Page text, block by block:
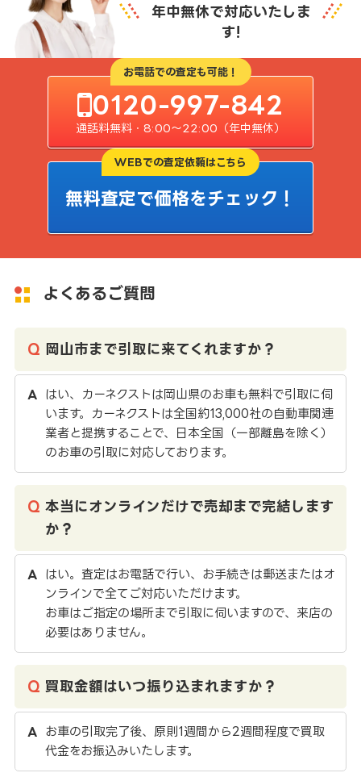
年中無休で対応いたしま
す!
お電話での査定も可能！
0120-997-842
通話料無料・8:00〜22:00（年中無休）
WEBでの査定依頼はこちら
無料査定で価格をチェック！
よくあるご質問
岡山市まで引取に来てくれますか？
はい、カーネクストは岡山県のお車も無料で引取に伺
います。カーネクストは全国約13,000社の自動車関連
業者と提携することで、日本全国（一部離島を除く）
のお車の引取に対応しております。
本当にオンラインだけで売却まで完結します
か？
はい。査定はお電話で行い、お手続きは郵送またはオ
ンラインで全てご対応いただけます。
お車はご指定の場所まで引取に伺いますので、来店の
必要はありません。
買取金額はいつ振り込まれますか？
お車の引取完了後、原則1週間から2週間程度で買取
代金をお振込みいたします。